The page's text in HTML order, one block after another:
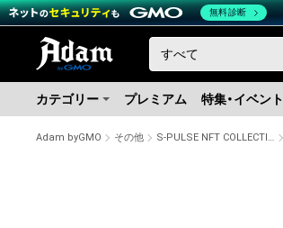
カテゴリー プレミアム 特集・イベント
Adam byGMO その他 S-PULSE NFT COLLECTION 『パルコレ』
無料診断